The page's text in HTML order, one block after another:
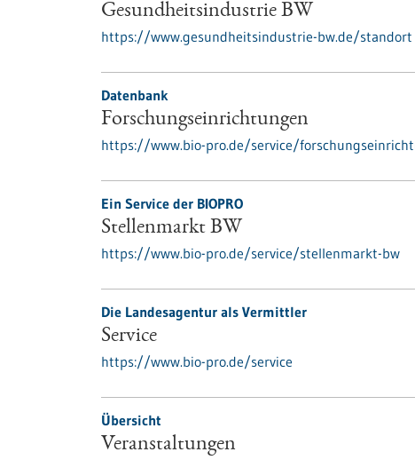
Gesundheitsindustrie BW
https://www.gesundheitsindustrie-bw.de/standort
Datenbank
Forschungseinrichtungen
https://www.bio-pro.de/service/
Ein Service der BIOPRO
Stellenmarkt BW
https://www.bio-pro.de/service/stellenmarkt-bw
Die Landesagentur als Vermittler
Service
https://www.bio-pro.de/service
Übersicht
Veranstaltungen